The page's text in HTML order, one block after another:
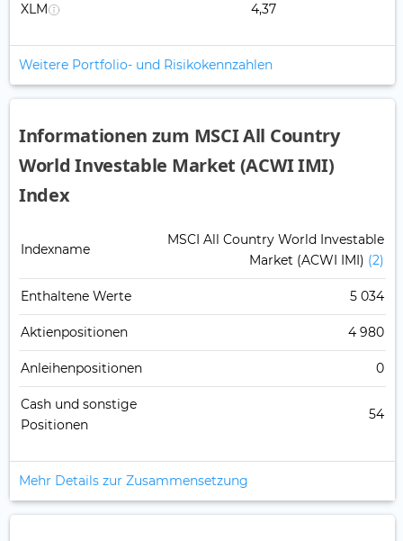
XLM 4,37
Weitere Portfolio- und Risikokennzahlen
Informationen zum MSCI All Country
World Investable Market (ACWI IMI)
Index
Indexname
MSCI All Country World Investable
Market (ACWI IMI) (2)
Enthaltene Werte 5 034
Aktienpositionen 4 980
Anleihenpositionen 0
Cash und sonstige
Positionen
54
Mehr Details zur Zusammensetzung